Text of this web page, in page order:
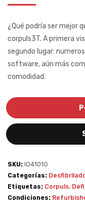
¿Qué podría ser mejor
corpuls3T. A primera
segundo lugar:
software, aún más
comodidad.
SKU: IO4101G
Categorías:
Etiquetas: Corpuls,
Condiciones: